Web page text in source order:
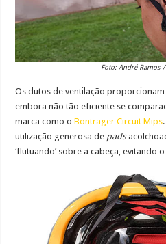
Foto: André Ramos
Os dutos de ventilação proporcionam
embora não tão eficiente se
marca como oBontrager Circuit Mips
utilização generosa de pads
‘flutuando’ sobre a cabeça, evitando